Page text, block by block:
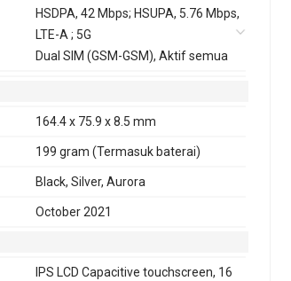
HSDPA 800, 850,
900, 1700, 1900,
2100
GPRS Ya
HSDPA, 42 Mbps; HSUPA, 5.76 Mbps,
LTE-A ; 5G
Dual SIM (GSM-GSM), Aktif semua
164.4 x 75.9 x 8.5 mm
199 gram (Termasuk baterai)
Black, Silver, Aurora
October 2021
IPS LCD Capacitive touchscreen, 16